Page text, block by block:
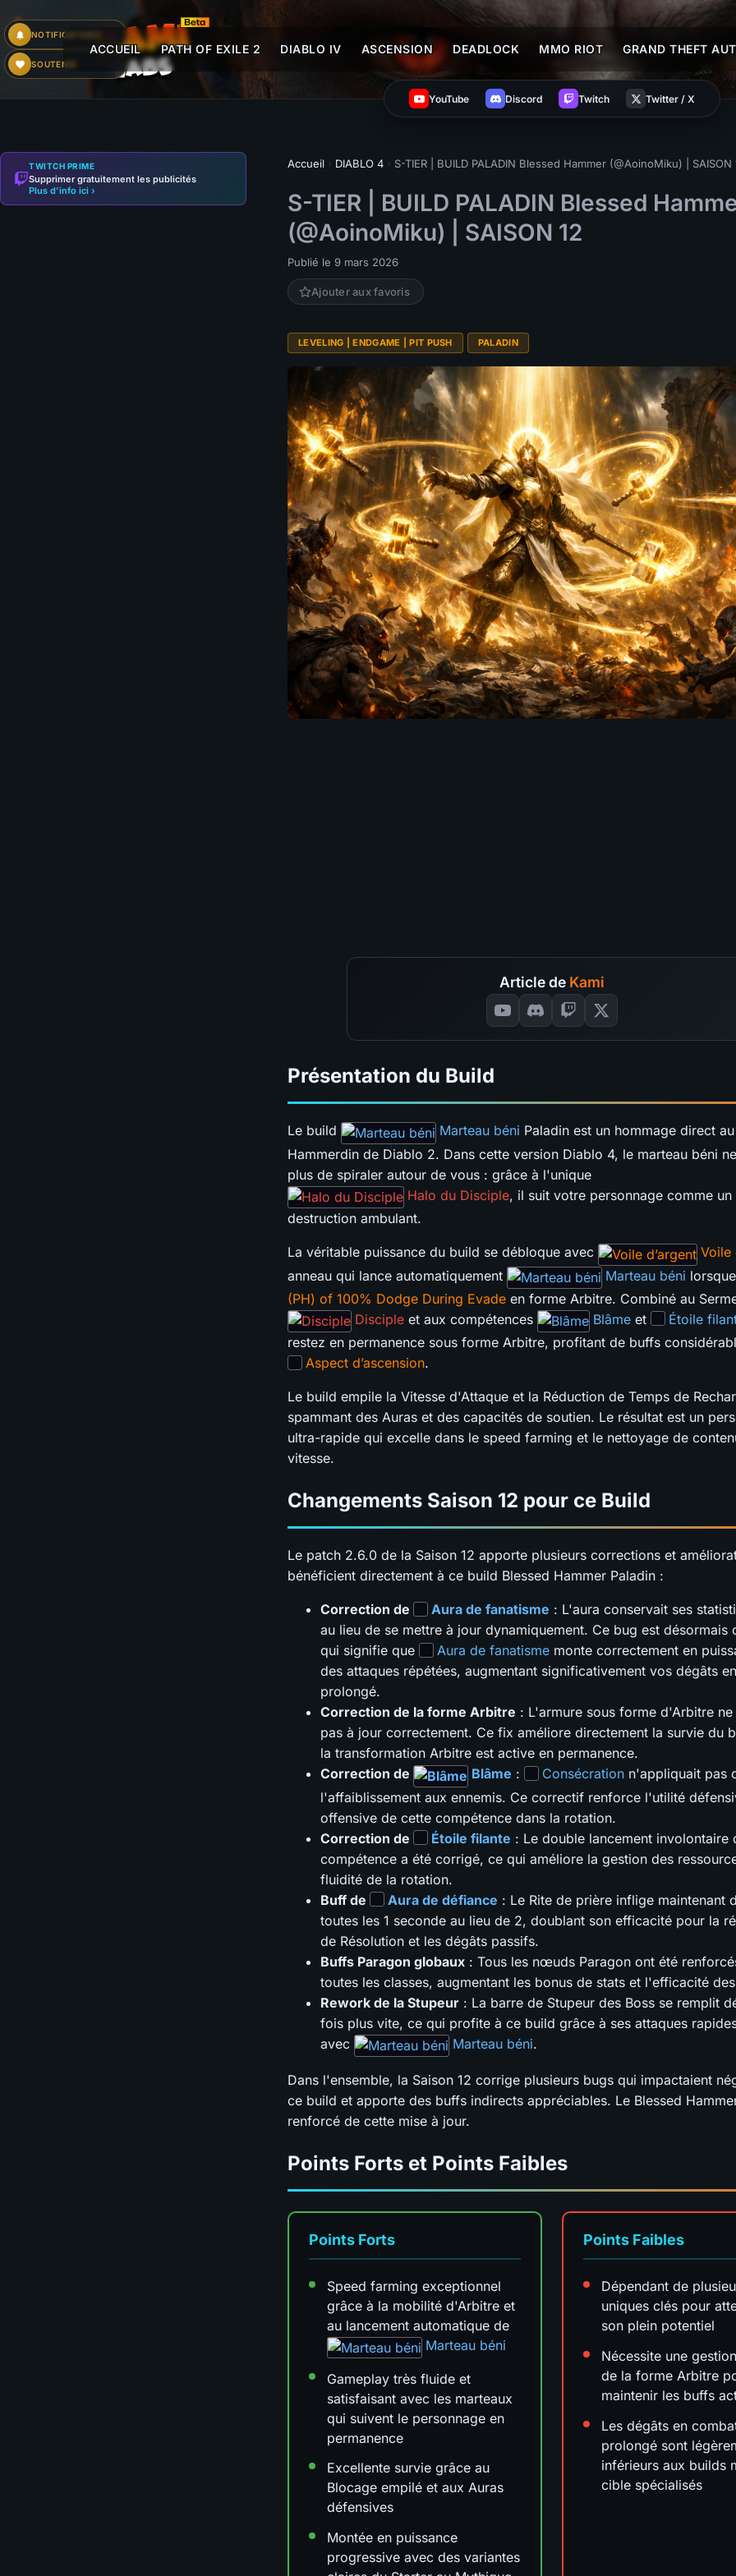
NOTIFICATIONS
SOUTENIR
ACCUEIL PATH OF EXILE 2 DIABLO IV ASCENSION DEADLOCK MMO RIOT GRAND THEFT
YouTube Discord Twitch Twitter / X
Accueil › DIABLO 4 › S-TIER | BUILD PALADIN Blessed Hammer (@AoinoMiku) | SAISON
S-TIER | BUILD PALADIN Blessed
(@AoinoMiku) | SAISON 12
Publié le 9 mars 2026
Ajouter aux favoris
LEVELING | ENDGAME | PIT PUSH PALADIN
Article de Kami
Présentation du Build
Le build Marteau béni Paladin est un hommage direct
Hammerdin de Diablo 2. Dans cette version Diablo 4, le marteau béni
plus de spiraler autour de vous : grâce à l'unique
Halo du Disciple, il suit votre personnage comme
destruction ambulant.
La véritable puissance du build se débloque avec Voile
anneau qui lance automatiquement
Marteau béni
(PH) of 100% Dodge During Evade en forme Arbitre. Combiné au
Disciple et aux compétences Blâme et Étoile
restez en permanence sous forme Arbitre, profitant de buffs
Aspect d’ascension.
Le build empile la Vitesse d'Attaque et la Réduction de Temps de
spammant des Auras et des capacités de soutien. Le résultat est un
ultra-rapide qui excelle dans le speed farming et le nettoyage de
vitesse.
Changements Saison 12 pour ce Build
Le patch 2.6.0 de la Saison 12 apporte plusieurs corrections et
bénéficient directement à ce build Blessed Hammer Paladin :
Correction de Aura de fanatisme : L'aura conservait ses
au lieu de se mettre à jour dynamiquement. Ce bug est désormais
qui signifie que
Aura de fanatisme monte correctement en
des attaques répétées, augmentant significativement vos dégâts
prolongé.
Correction de la forme Arbitre : L'armure sous forme d'Arbitre
pas à jour correctement. Ce fix améliore directement la survie du
la transformation Arbitre est active en permanence.
Correction de
Blâme : Consécration n'appliquait pas
l'affaiblissement aux ennemis. Ce correctif renforce l'utilité
offensive de cette compétence dans la rotation.
Correction de
Étoile filante : Le double lancement involontaire
compétence a été corrigé, ce qui améliore la gestion des
fluidité de la rotation.
Buff de
Aura de défiance : Le Rite de prière inflige maintenant
toutes les 1 seconde au lieu de 2, doublant son efficacité pour la
de Résolution et les dégâts passifs.
Buffs Paragon globaux : Tous les nœuds Paragon ont été
toutes les classes, augmentant les bonus de stats et l'efficacité
Rework de la Stupeur : La barre de Stupeur des Boss se remplit
fois plus vite, ce qui profite à ce build grâce à ses attaques
avec
Marteau béni.
Dans l'ensemble, la Saison 12 corrige plusieurs bugs qui impactaient
ce build et apporte des buffs indirects appréciables. Le Blessed
renforcé de cette mise à jour.
Points Forts et Points Faibles
Points Forts
Speed farming exceptionnel
grâce à la mobilité d'Arbitre et
au lancement automatique de
Marteau béni
Gameplay très fluide et
satisfaisant avec les marteaux
qui suivent le personnage en
permanence
Excellente survie grâce au
Blocage empilé et aux Auras
défensives
Montée en puissance
progressive avec des variantes
Points Faibles
Dépendant de
uniques clés pour
son plein potentiel
Nécessite une
de la forme Arbitre
maintenir les buffs
Les dégâts en
prolongé sont
inférieurs aux builds
cible spécialisés
TWITCH PRIME
Supprimer gratuitement les publicités
Plus d'info ici ›